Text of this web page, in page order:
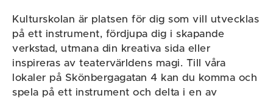
Kulturskolan är platsen för dig som vill utvecklas
på ett instrument, fördjupa dig i skapande
verkstad, utmana din kreativa sida eller
inspireras av teatervärldens magi. Till våra
lokaler på Skönbergagatan 4 kan du komma och
spela på ett instrument och delta i en av